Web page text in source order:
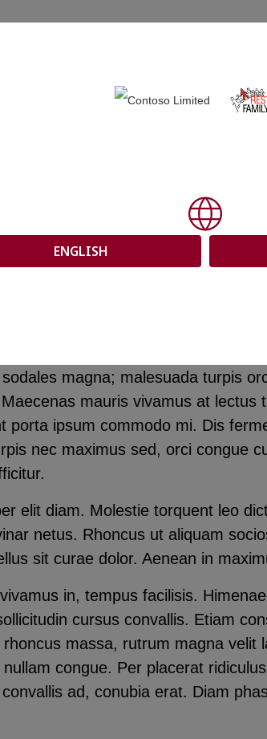
ENGLISH
adipiscing elit. Pulvinar
magna; malesuada turpis
mauris vivamus at
porta ipsum commodo mi. Dis
nec maximus sed, orci congue
elit diam. Molestie torquent leo
netus. Rhoncus ut aliquam
sit curae dolor. Aenean in
in, tempus facilisis.
cursus convallis. Etiam
massa, rutrum magna velit
congue. Per placerat
ad, conubia erat. Diam